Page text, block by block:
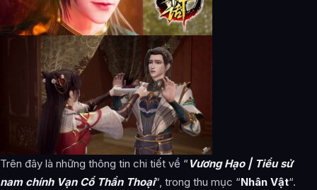
Trên đây là những thông tin chi tiết về “ Vương Hạo | Tiểu sử
nam chính Vạn Cổ Thần Thoại“, trong thu mục “Nhân Vật“.